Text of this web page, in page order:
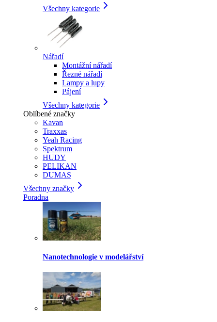
Všechny kategorie
Nářadí
Montážní nářadí
Řezné nářadí
Lampy a lupy
Pájení
Všechny kategorie
Oblíbené značky
Kavan
Traxxas
Yeah Racing
Spektrum
HUDY
PELIKAN
DUMAS
Všechny značky
Poradna
Nanotechnologie v modelářství